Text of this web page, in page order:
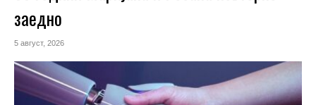
заедно
5 август, 2026